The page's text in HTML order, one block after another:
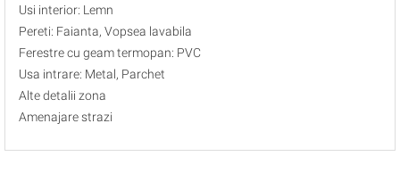
Usi interior: Lemn
Pereti: Faianta, Vopsea lavabila
Ferestre cu geam termopan: PVC
Usa intrare: Metal, Parchet
Alte detalii zona
Amenajare strazi